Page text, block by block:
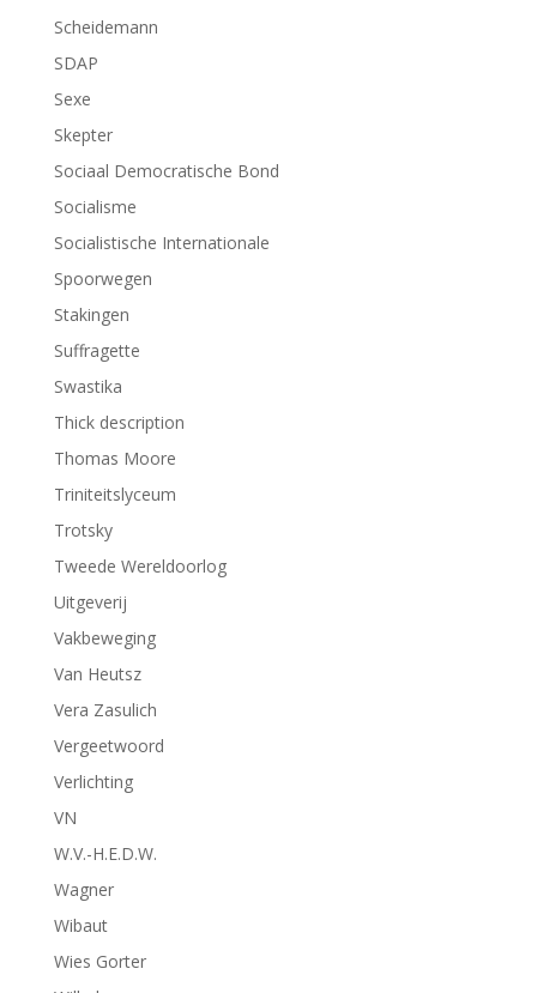
Scheidemann
SDAP
Sexe
Skepter
Sociaal Democratische Bond
Socialisme
Socialistische Internationale
Spoorwegen
Stakingen
Suffragette
Swastika
Thick description
Thomas Moore
Triniteitslyceum
Trotsky
Tweede Wereldoorlog
Uitgeverij
Vakbeweging
Van Heutsz
Vera Zasulich
Vergeetwoord
Verlichting
VN
W.V.-H.E.D.W.
Wagner
Wibaut
Wies Gorter